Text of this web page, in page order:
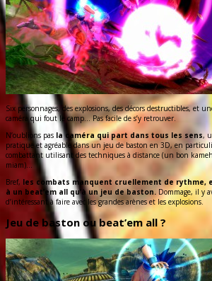
Six personnages, des explosions, des décors destructibles, et
caméra qui fout le camp… Pas facile de s’y retrouver.
N’oublions pas la caméra qui part dans tous les sens,
pratique et agréable dans un jeu de baston en 3D, en
combattant utilisant des techniques à distance (un bon
miam)…
Bref, les combats manquent cruellement de rythme,
à un beat’em all qu’à un jeu de baston. Dommage, il y
d’intéressant à faire avec les grandes arènes et les explosions.
Jeu de baston ou beat’em all ?